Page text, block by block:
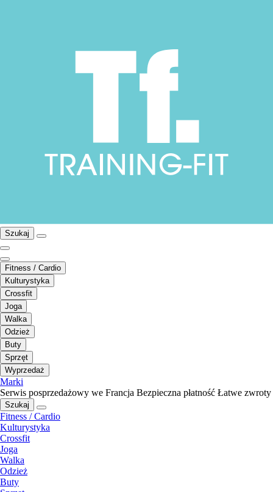
Szukaj
Fitness / Cardio
Kulturystyka
Crossfit
Joga
Walka
Odzież
Buty
Sprzęt
Wyprzedaż
Marki
Serwis posprzedażowy we Francja Bezpieczna płatność Łatwe zwroty
Szukaj
Fitness / Cardio
Kulturystyka
Crossfit
Joga
Walka
Odzież
Buty